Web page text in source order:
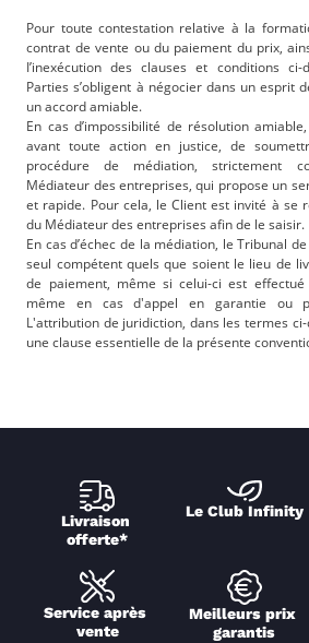
Pour toute contestation relative à la
contrat de vente ou du paiement du prix,
I’inexécution des clauses et conditions ci-
Parties s’obligent à négocier dans un esprit
un accord amiable.
En cas d’impossibilité de résolution
avant toute action en justice, de
procédure de médiation, strictement
Médiateur des entreprises, qui propose un
et rapide. Pour cela, le Client est invité à se
du Médiateur des entreprises afin de le saisir.
En cas d’échec de la médiation, le Tribunal
seul compétent quels que soient le lieu de
de paiement, même si celui-ci est
même en cas d'appel en garantie ou
L'attribution de juridiction, dans les termes
une clause essentielle de la présente
Livraison
offerte*
Le Club Infinity
Service après
vente
Meilleurs prix
garantis